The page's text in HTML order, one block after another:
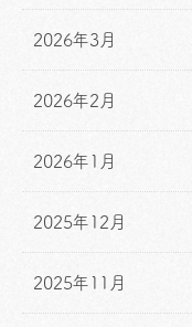
2026年3月
2026年2月
2026年1月
2025年12月
2025年11月